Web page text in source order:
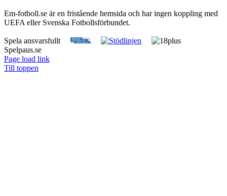
Em-fotboll.se är en fristående hemsida och har ingen koppling med
UEFA eller Svenska Fotbollsförbundet.
Spela ansvarsfullt
Spelpaus.se
Page load link
Till toppen